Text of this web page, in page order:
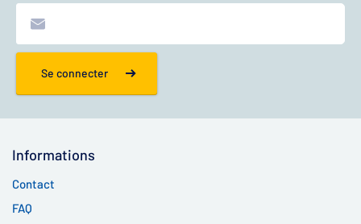
Se connecter
Informations
Contact
FAQ